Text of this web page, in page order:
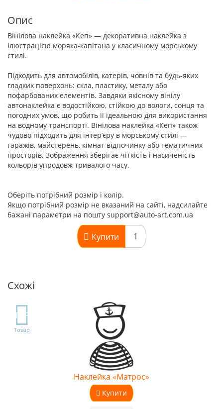
Опис
Вінілова наклейка «Кеп» — декоративна наклейка з
ілюстрацією моряка-капітана у класичному морському
стилі.
Підходить для автомобілів, катерів, човнів та будь-яких
гладких поверхонь: скла, пластику, металу або
пофарбованих елементів. Завдяки якісному вінілу
автонаклейка є водостійкою, стійкою до вологи, сонця та
погодних умов, що робить її ідеальною для використання
на водному транспорті. Вінілова наклейка «Кеп» також
чудово підходить для інтер’єру в морському стилі —
гаражів, майстерень, кімнат відпочинку або тематичних
просторів. Зображення зберігає чіткість і насиченість
кольорів упродовж тривалого часу.
Оберіть потрібний розмір і колір.
Якщо потрібний розмір не вказаний на сайті, надсилайте
бажані параметри на пошту support@auto-art.com.ua
Купити
Схожі
TOP
Товар
Наклейка «Матрос»
Купити